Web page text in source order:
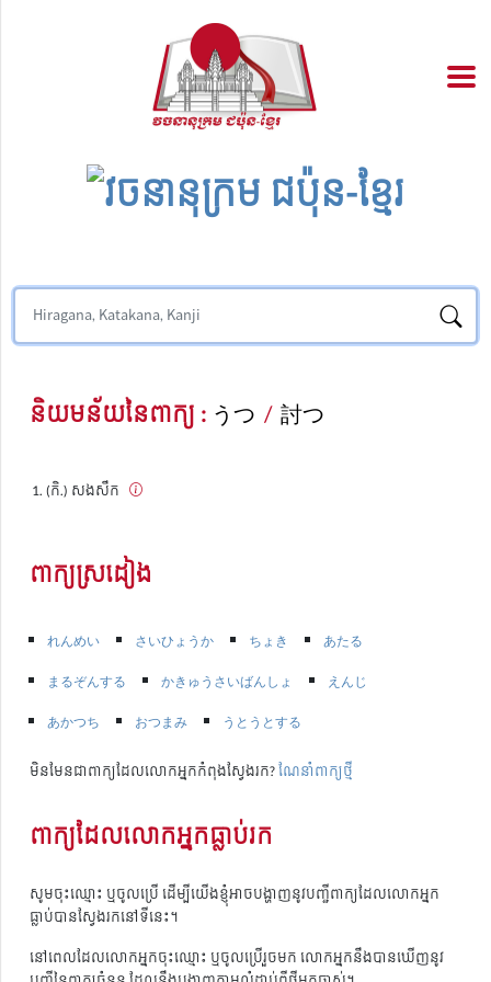
និយមន័យនៃពាក្យ : うつ / 討つ
(កិ.) សងសឹក
ពាក្យស្រដៀង
れんめい さいひょうか ちょき
あたる
まるぞんする
かきゅうさいばんしょ
えんじ
あかつち
おつまみ うとうとする
មិនមែនជាពាក្យដែលលោកអ្នកកំពុងស្វែងរក?ណែនាំពាក្យថ្មី
ពាក្យដែលលោកអ្នកធ្លាប់រក
សូមចុះឈ្មោះ ឬចូលប្រើ ដើម្បីយើងខ្ញុំអាចបង្ហាញនូវបញ្ជីពាក្យដែលលោកអ្នក
ធ្លាប់បានស្វែងរកនៅទីនេះ។
នៅពេលដែលលោកអ្នកចុះឈ្មោះ ឬចូលប្រើរួចមក លោកអ្នកនឹងបានឃើញនូវ